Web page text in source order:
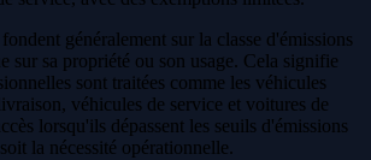
généralement sur la classe d'émissions
sur sa propriété ou son usage. Cela signifie
sont traitées comme les véhicules
véhicules de service et voitures de
lorsqu'ils dépassent les seuils d'émissions
la nécessité opérationnelle.